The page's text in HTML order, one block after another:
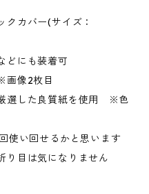
カバー(サイズ：
どにも装着可
像2枚目
選した良質紙を使用 ※色
使い回せるかと思います
目は気になりません